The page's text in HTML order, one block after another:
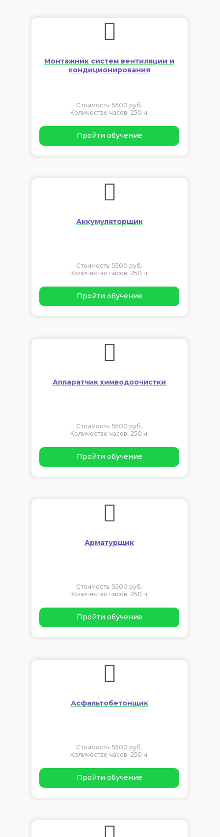
Монтажник систем вентиляции и
кондиционирования
Стоимость: 5500 руб.
Количество часов: 250 ч.
Пройти обучение
Аккумуляторщик
Стоимость: 5500 руб.
Количество часов: 250 ч.
Пройти обучение
Аппаратчик химводоочистки
Стоимость: 5500 руб.
Количество часов: 250 ч.
Пройти обучение
Арматурщик
Стоимость: 5500 руб.
Количество часов: 250 ч.
Пройти обучение
Асфальтобетонщик
Стоимость: 5500 руб.
Количество часов: 250 ч.
Пройти обучение